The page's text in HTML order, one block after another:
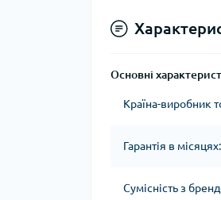
Основні
Країна-виробник
Гарантія в місяцях:
Сумісність з